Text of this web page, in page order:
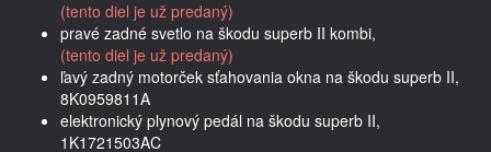
(tento diel je už predaný)
pravé zadné svetlo na škodu superb II kombi,
(tento diel je už predaný)
ľavý zadný motorček sťahovania okna na škodu superb II,
8K0959811A
elektronický plynový pedál na škodu superb II,
1K1721503AC